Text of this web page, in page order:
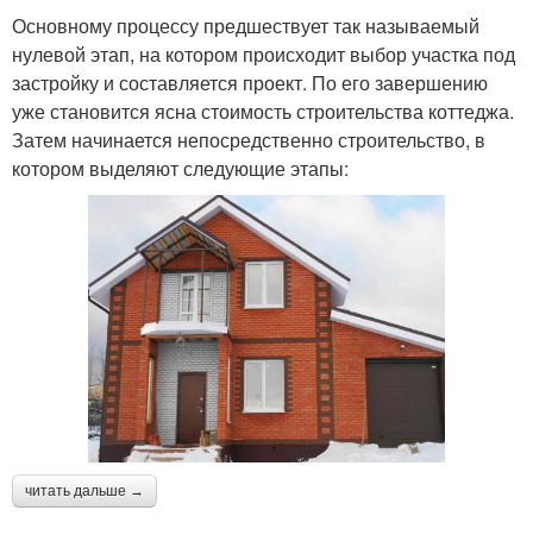
Основному процессу предшествует так называемый
нулевой этап, на котором происходит выбор участка под
застройку и составляется проект. По его завершению
уже становится ясна стоимость строительства коттеджа.
Затем начинается непосредственно строительство, в
котором выделяют следующие этапы:
читать дальше →